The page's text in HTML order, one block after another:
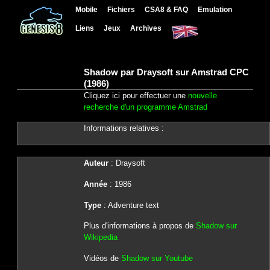
Mobile Fichiers CSA8 & FAQ Emulation
Liens Jeux Archives
Shadow par Draysoft sur Amstrad CPC
(1986)
Cliquez ici pour effectuer une nouvelle
recherche d'un programme Amstrad
Informations relatives :
Auteur: Draysoft
Année: 1986
Type: Adventure text
Plus d'informations à propos de Shadow sur
Wikipedia
Vidéos de Shadow sur Youtube